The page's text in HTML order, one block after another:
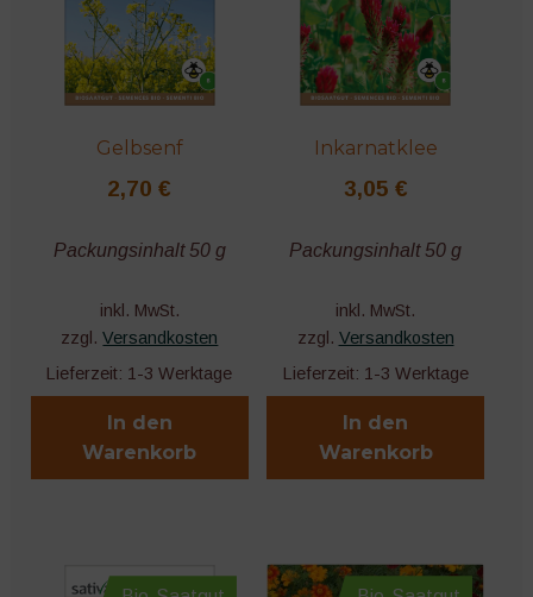
Gelbsenf
2,70€
Packungsinhalt 50 g
inkl. MwSt.
zzgl.Versandkosten
Lieferzeit: 1-3 Werktage
In den
Warenkorb
Inkarnatklee
3,05 €
Packungsinhalt 50 g
inkl. MwSt.
zzgl. Versandkosten
Lieferzeit: 1-3 Werktage
In den
Warenkorb